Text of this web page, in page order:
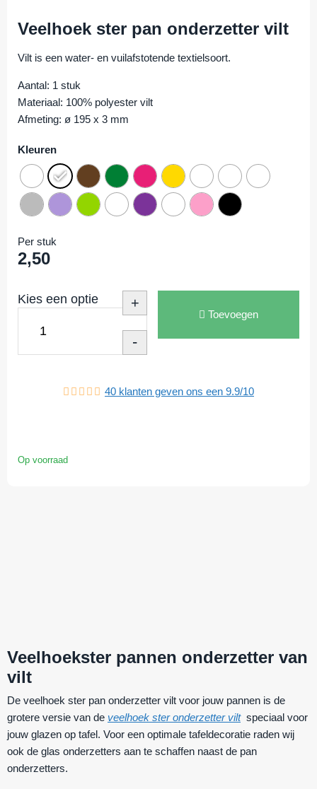
Veelhoek ster pan onderzetter vilt
Vilt is een water- en vuilafstotende textielsoort.
Aantal: 1 stuk
Materiaal: 100% polyester vilt
Afmeting: ø 195 x 3 mm
Kleuren
Per stuk
2,50
Kies een optie +
-
Toevoegen
40 klanten geven ons een 9.9/10
Op voorraad
Veelhoekster pannen onderzetter van
vilt
De veelhoek ster pan onderzetter vilt voor jouw pannen is de
grotere versie van de veelhoek ster onderzetter vilt speciaal voor
jouw glazen op tafel. Voor een optimale tafeldecoratie raden wij
ook de glas onderzetters aan te schaffen naast de pan
onderzetters.